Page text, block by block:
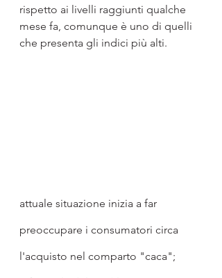
rispetto ai livelli raggiunti qualche
mese fa, comunque è uno di quelli
che presenta gli indici più alti.
attuale situazione inizia a far
preoccupare i consumatori circa
l'acquisto nel comparto "caca";